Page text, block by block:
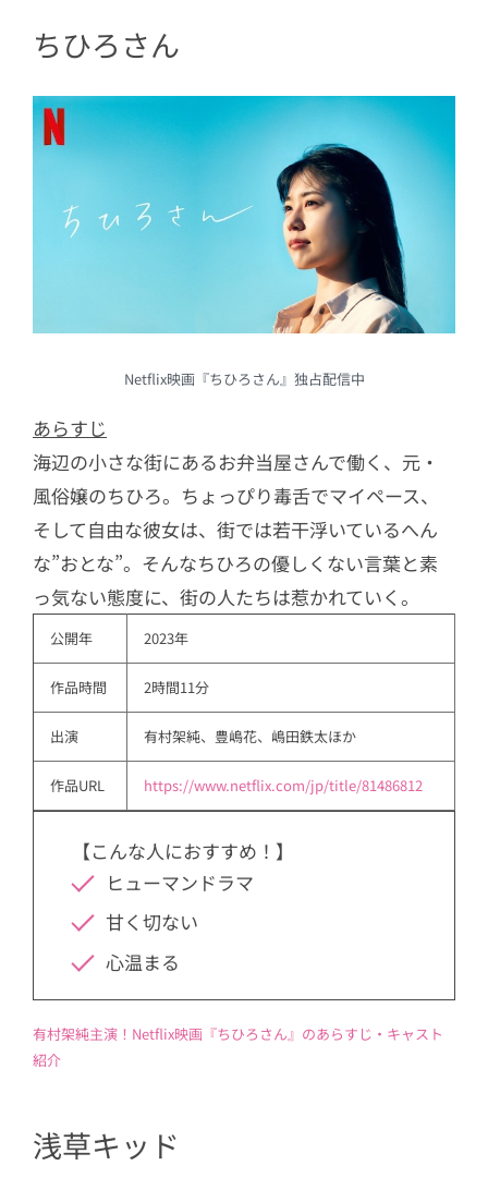
ちひろさん
Netflix映画『ちひろさん』独占配信中
あらすじ
海辺の小さな街にあるお弁当屋さんで働く、元・
風俗嬢のちひろ。ちょっぴり毒舌でマイペース、
そして自由な彼女は、街では若干浮いているへん
な”おとな”。そんなちひろの優しくない言葉と素
っ気ない態度に、街の人たちは惹かれていく。
公開年 2023年
作品時間 2時間11分
出演 有村架純、豊嶋花、嶋田鉄太ほか
作品URL https://www.netflix.com/jp/title/81486812
【こんな人におすすめ！】
ヒューマンドラマ
甘く切ない
心温まる
有村架純主演！Netflix映画『ちひろさん』のあらすじ・キャスト
紹介
浅草キッド